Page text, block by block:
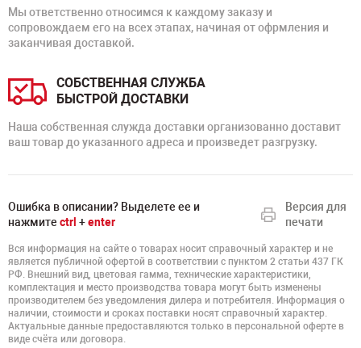
Мы ответственно относимся к каждому заказу и
сопровождаем его на всех этапах, начиная от офрмления и
заканчивая доставкой.
СОБСТВЕННАЯ СЛУЖБА
БЫСТРОЙ ДОСТАВКИ
Наша собственная служда доставки организованно доставит
ваш товар до указанного адреса и произведет разгрузку.
Ошибка в описании? Выделете ее и
нажмите ctrl +enter
Версия для
печати
Вся информация на сайте о товарах носит справочный характер и не
является публичной офертой в соответствии с пунктом 2 статьи 437 ГК
РФ. Внешний вид, цветовая гамма, технические характеристики,
комплектация и место производства товара могут быть изменены
производителем без уведомления дилера и потребителя. Информация о
наличии, стоимости и сроках поставки носят справочный характер.
Актуальные данные предоставляются только в персональной оферте в
виде счёта или договора.